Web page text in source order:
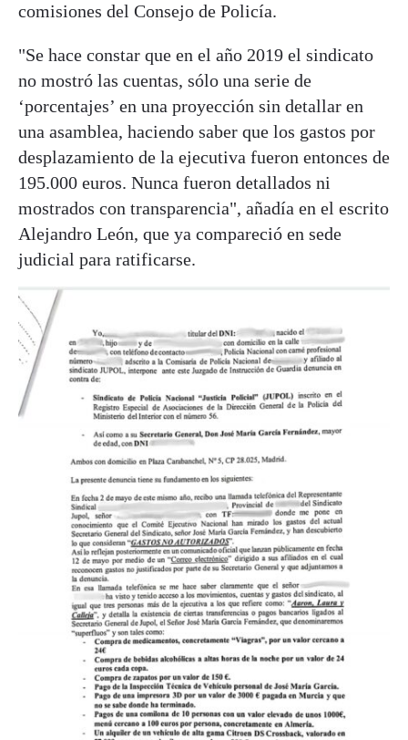
comisiones del Consejo de Policía.
"Se hace constar que en el año 2019 el sindicato
no mostró las cuentas, sólo una serie de
‘porcentajes’ en una proyección sin detallar en
una asamblea, haciendo saber que los gastos por
desplazamiento de la ejecutiva fueron entonces de
195.000 euros. Nunca fueron detallados ni
mostrados con transparencia", añadía en el escrito
Alejandro León, que ya compareció en sede
judicial para ratificarse.